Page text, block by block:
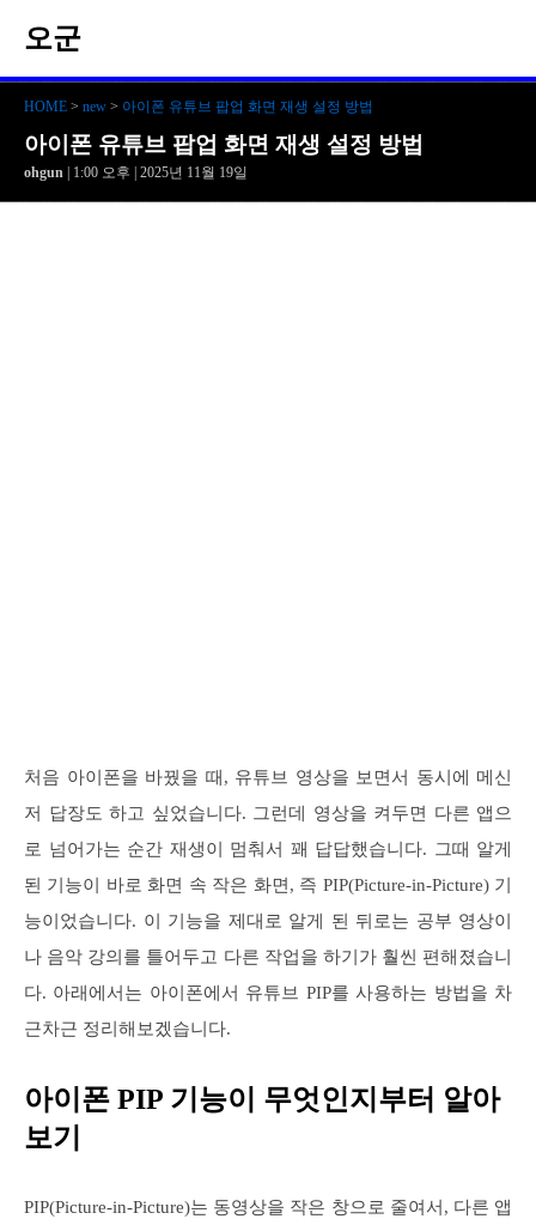
오군
HOME > new > 아이폰 유튜브 팝업 화면 재생 설정 방법
아이폰 유튜브 팝업 화면 재생 설정 방법
ohgun | 1:00 오후 | 2025년 11월 19일
처음 아이폰을 바꿨을 때, 유튜브 영상을 보면서 동시에 메신
저 답장도 하고 싶었습니다. 그런데 영상을 켜두면 다른 앱으
로 넘어가는 순간 재생이 멈춰서 꽤 답답했습니다. 그때 알게
된 기능이 바로 화면 속 작은 화면, 즉 PIP(Picture-in-Picture) 기
능이었습니다. 이 기능을 제대로 알게 된 뒤로는 공부 영상이
나 음악 강의를 틀어두고 다른 작업을 하기가 훨씬 편해졌습니
다. 아래에서는 아이폰에서 유튜브 PIP를 사용하는 방법을 차
근차근 정리해보겠습니다.
아이폰 PIP 기능이 무엇인지부터 알아
보기
PIP(Picture-in-Picture)는 동영상을 작은 창으로 줄여서, 다른 앱